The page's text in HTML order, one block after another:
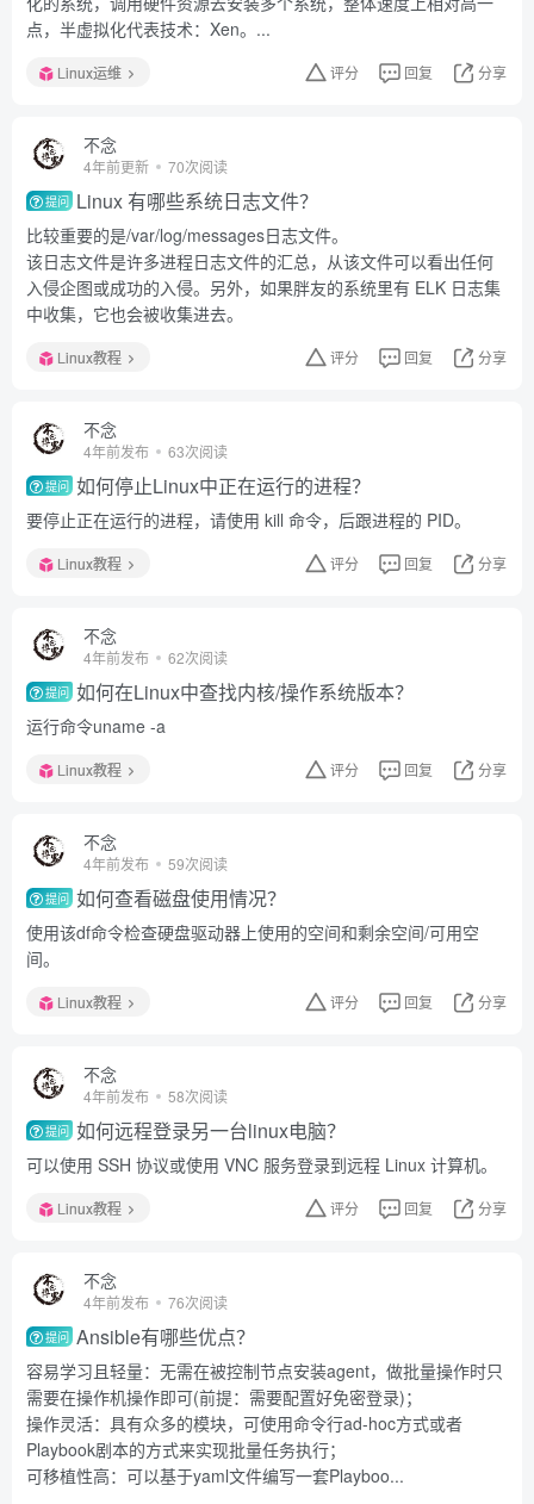
点，半虚拟化代表技术：Xen。...
Linux运维 评分 回复 分享
不念
4年前更新 70次阅读
提问 Linux 有哪些系统日志文件？
比较重要的是/var/log/messages日志文件。
该日志文件是许多进程日志文件的汇总，从该文件可以看出任何
入侵企图或成功的入侵。另外，如果胖友的系统里有 ELK 日志集
中收集，它也会被收集进去。
Linux教程 评分 回复 分享
不念
4年前发布 63次阅读
提问 如何停止Linux中正在运行的进程？
要停止正在运行的进程，请使用 kill 命令，后跟进程的 PID。
Linux教程 评分 回复 分享
不念
4年前发布 62次阅读
提问 如何在Linux中查找内核/操作系统版本？
运行命令uname -a
Linux教程 评分 回复 分享
不念
4年前发布 59次阅读
提问 如何查看磁盘使用情况？
使用该df命令检查硬盘驱动器上使用的空间和剩余空间/可用空
间。
Linux教程 评分 回复 分享
不念
4年前发布 58次阅读
提问 如何远程登录另一台linux电脑？
可以使用 SSH 协议或使用 VNC 服务登录到远程 Linux 计算机。
Linux教程 评分 回复 分享
不念
4年前发布 76次阅读
提问 Ansible有哪些优点？
容易学习且轻量：无需在被控制节点安装agent，做批量操作时只
需要在操作机操作即可(前提：需要配置好免密登录)；
操作灵活：具有众多的模块，可使用命令行ad-hoc方式或者
Playbook剧本的方式来实现批量任务执行；
可移植性高：可以基于yaml文件编写一套Playboo...